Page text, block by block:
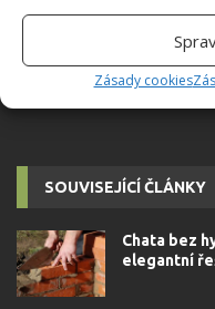
Zásady cookies
PROJEKTOVÁ
SOUVISEJÍCÍ ČLÁNKY
Chata bez
elegantní